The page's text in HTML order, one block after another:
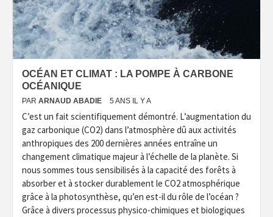
OCÉAN ET CLIMAT : LA POMPE À CARBONE
OCÉANIQUE
PAR ARNAUD ABADIE 5 ANS IL Y A
C’est un fait scientifiquement démontré. L’augmentation du
gaz carbonique (CO2) dans l’atmosphère dû aux activités
anthropiques des 200 dernières années entraîne un
changement climatique majeur à l’échelle de la planète. Si
nous sommes tous sensibilisés à la capacité des forêts à
absorber et à stocker durablement le CO2 atmosphérique
grâce à la photosynthèse, qu’en est-il du rôle de l’océan ?
Grâce à divers processus physico-chimiques et biologiques